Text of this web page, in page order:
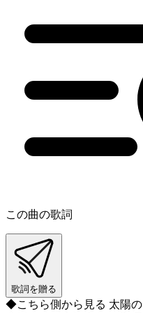
この曲の歌詞
歌詞を贈る
◆こちら側から見る 太陽